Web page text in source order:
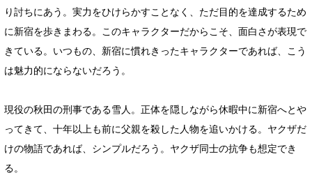
り討ちにあう。実力をひけらかすことなく、ただ目的を達成するため
に新宿を歩きまわる。このキャラクターだからこそ、面白さが表現で
きている。いつもの、新宿に慣れきったキャラクターであれば、こう
は魅力的にならないだろう。
現役の秋田の刑事である雪人。正体を隠しながら休暇中に新宿へとや
ってきて、十年以上も前に父親を殺した人物を追いかける。ヤクザだ
けの物語であれば、シンプルだろう。ヤクザ同士の抗争も想定でき
る。